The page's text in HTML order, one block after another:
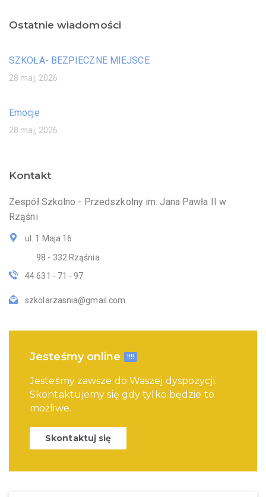
Ostatnie wiadomości
SZKOŁA- BEZPIECZNE MIEJSCE
28 maj, 2026
Emocje
28 maj, 2026
Kontakt
Zespół Szkolno - Przedszkolny im. Jana Pawła II w
Rząśni
ul. 1 Maja 16
98 - 332 Rząśnia
44 631 - 71 - 97
szkolarzasnia@gmail.com
Jesteśmy online !!!!
Jesteśmy zawsze do Waszej dyspozycji.
Skontaktujemy się gdy tylko będzie to
możliwe.
Skontaktuj się